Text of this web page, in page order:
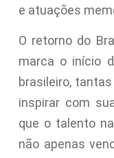
e atuações
O retorno do
marca o início
brasileiro,
inspirar com
que o talento
não apenas